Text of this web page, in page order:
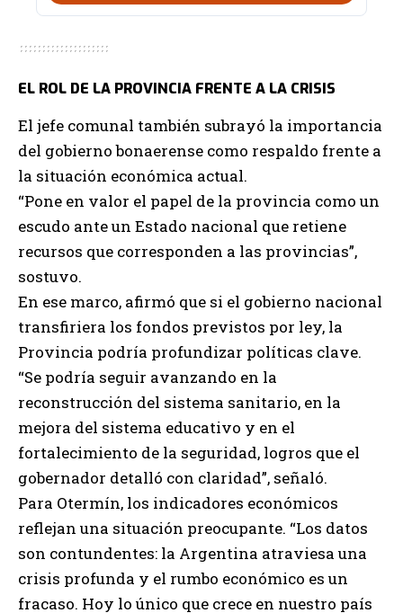
EL ROL DE LA PROVINCIA FRENTE A LA CRISIS
El jefe comunal también subrayó la importancia
del gobierno bonaerense como respaldo frente a
la situación económica actual.
“Pone en valor el papel de la provincia como un
escudo ante un Estado nacional que retiene
recursos que corresponden a las provincias”,
sostuvo.
En ese marco, afirmó que si el gobierno nacional
transfiriera los fondos previstos por ley, la
Provincia podría profundizar políticas clave.
“Se podría seguir avanzando en la
reconstrucción del sistema sanitario, en la
mejora del sistema educativo y en el
fortalecimiento de la seguridad, logros que el
gobernador detalló con claridad”, señaló.
Para Otermín, los indicadores económicos
reflejan una situación preocupante. “Los datos
son contundentes: la Argentina atraviesa una
crisis profunda y el rumbo económico es un
fracaso. Hoy lo único que crece en nuestro país